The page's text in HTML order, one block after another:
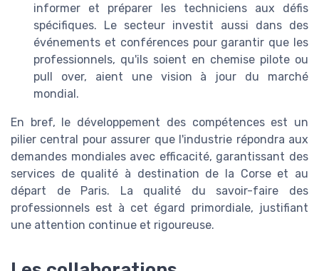
informer et préparer les techniciens aux défis
spécifiques. Le secteur investit aussi dans des
événements et conférences pour garantir que les
professionnels, qu'ils soient en chemise pilote ou
pull over, aient une vision à jour du marché
mondial.
En bref, le développement des compétences est un
pilier central pour assurer que l'industrie répondra aux
demandes mondiales avec efficacité, garantissant des
services de qualité à destination de la Corse et au
départ de Paris. La qualité du savoir-faire des
professionnels est à cet égard primordiale, justifiant
une attention continue et rigoureuse.